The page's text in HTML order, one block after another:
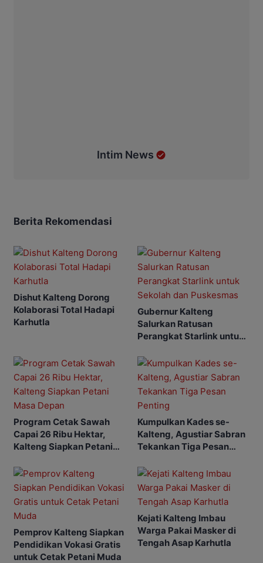
Intim News
Berita Rekomendasi
Dishut Kalteng Dorong
Kolaborasi Total Hadapi
Karhutla
Gubernur Kalteng
Salurkan Ratusan
Perangkat Starlink untuk
Program Cetak Sawah
Capai 26 Ribu Hektar,
Kalteng Siapkan Petani
Kumpulkan Kades se-
Kalteng, Agustiar Sabran
Tekankan Tiga Pesan
Pemprov Kalteng Siapkan
Pendidikan Vokasi Gratis
untuk Cetak Petani Muda
Kejati Kalteng Imbau
Warga Pakai Masker di
Tengah Asap Karhutla